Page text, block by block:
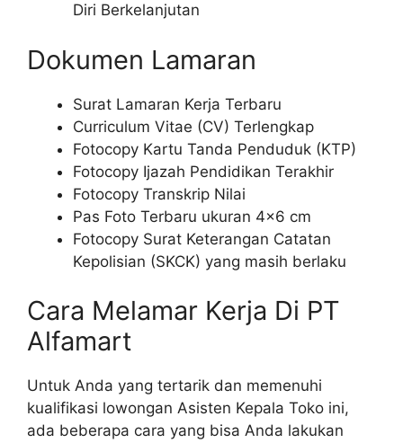
Diri Berkelanjutan
Dokumen Lamaran
Surat Lamaran Kerja Terbaru
Curriculum Vitae (CV) Terlengkap
Fotocopy Kartu Tanda Penduduk (KTP)
Fotocopy Ijazah Pendidikan Terakhir
Fotocopy Transkrip Nilai
Pas Foto Terbaru ukuran 4×6 cm
Fotocopy Surat Keterangan Catatan
Kepolisian (SKCK) yang masih berlaku
Cara Melamar Kerja Di PT
Alfamart
Untuk Anda yang tertarik dan memenuhi
kualifikasi lowongan Asisten Kepala Toko ini,
ada beberapa cara yang bisa Anda lakukan